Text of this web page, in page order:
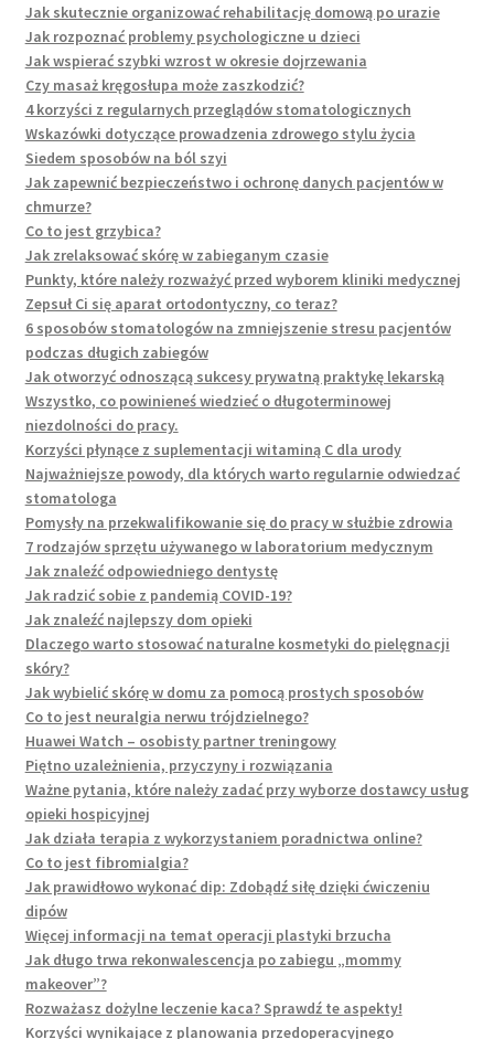
Jak skutecznie organizować rehabilitację domową po urazie
Jak rozpoznać problemy psychologiczne u dzieci
Jak wspierać szybki wzrost w okresie dojrzewania
Czy masaż kręgosłupa może zaszkodzić?
4 korzyści z regularnych przeglądów stomatologicznych
Wskazówki dotyczące prowadzenia zdrowego stylu życia
Siedem sposobów na ból szyi
Jak zapewnić bezpieczeństwo i ochronę danych pacjentów w
chmurze?
Co to jest grzybica?
Jak zrelaksować skórę w zabieganym czasie
Punkty, które należy rozważyć przed wyborem kliniki medycznej
Zepsuł Ci się aparat ortodontyczny, co teraz?
6 sposobów stomatologów na zmniejszenie stresu pacjentów
podczas długich zabiegów
Jak otworzyć odnoszącą sukcesy prywatną praktykę lekarską
Wszystko, co powinieneś wiedzieć o długoterminowej
niezdolności do pracy.
Korzyści płynące z suplementacji witaminą C dla urody
Najważniejsze powody, dla których warto regularnie odwiedzać
stomatologa
Pomysły na przekwalifikowanie się do pracy w służbie zdrowia
7 rodzajów sprzętu używanego w laboratorium medycznym
Jak znaleźć odpowiedniego dentystę
Jak radzić sobie z pandemią COVID-19?
Jak znaleźć najlepszy dom opieki
Dlaczego warto stosować naturalne kosmetyki do pielęgnacji
skóry?
Jak wybielić skórę w domu za pomocą prostych sposobów
Co to jest neuralgia nerwu trójdzielnego?
Huawei Watch – osobisty partner treningowy
Piętno uzależnienia, przyczyny i rozwiązania
Ważne pytania, które należy zadać przy wyborze dostawcy usług
opieki hospicyjnej
Jak działa terapia z wykorzystaniem poradnictwa online?
Co to jest fibromialgia?
Jak prawidłowo wykonać dip: Zdobądź siłę dzięki ćwiczeniu
dipów
Więcej informacji na temat operacji plastyki brzucha
Jak długo trwa rekonwalescencja po zabiegu „mommy
makeover”?
Rozważasz dożylne leczenie kaca? Sprawdź te aspekty!
Korzyści wynikające z planowania przedoperacyjnego